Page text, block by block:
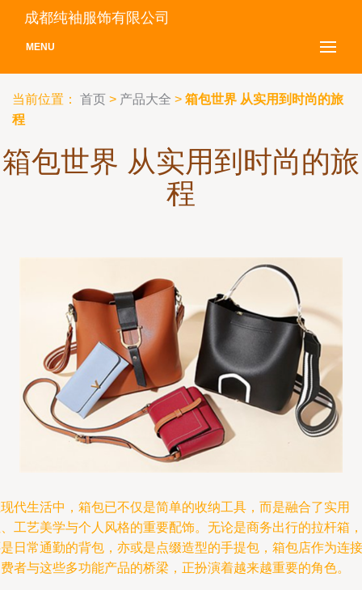
成都纯袖服饰有限公司
MENU
当前位置： 首页 > 产品大全 > 箱包世界 从实用到时尚的旅
程
箱包世界 从实用到时尚的旅
程
代生活中，箱包已不仅是简单的收纳工具，而是融合了实用
工艺美学与个人风格的重要配饰。无论是商务出行的拉杆箱，
日常通勤的背包，亦或是点缀造型的手提包，箱包店作为连接
者与这些多功能产品的桥梁，正扮演着越来越重要的角色。